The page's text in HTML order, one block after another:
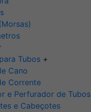
Tubos +
Cano
Corrente
e Perfurador de Tubos
e Cabeçotes